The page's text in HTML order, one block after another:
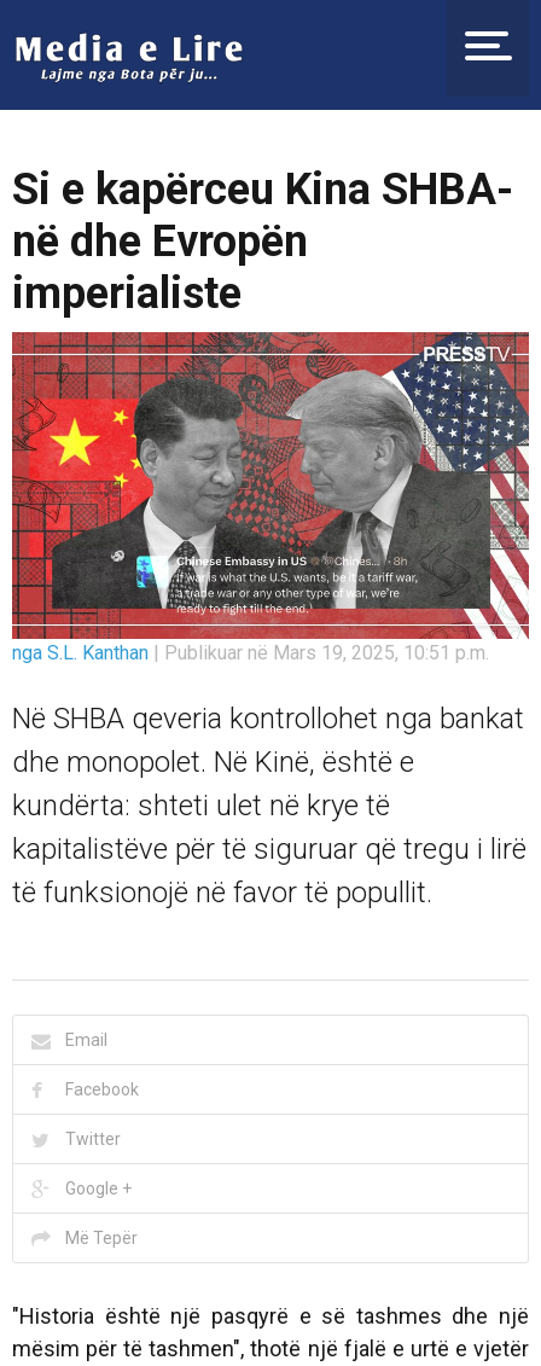
Si e kapërceu Kina SHBA-
në dhe Evropën
imperialiste
nga S.L. Kanthan | Publikuar në Mars 19, 2025, 10:51 p.m.
Në SHBA qeveria kontrollohet nga bankat
dhe monopolet. Në Kinë, është e
kundërta: shteti ulet në krye të
kapitalistëve për të siguruar që tregu i lirë
të funksionojë në favor të popullit.
Email
Facebook
Twitter
Google +
Më Tepër
"Historia është një pasqyrë e së tashmes dhe një
mësim për të tashmen", thotë një fjalë e urtë e vjetër